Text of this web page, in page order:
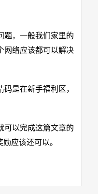
题，一般我们家里的
网络应该都可以解决
是在新手福利区，
可以完成这篇文章的
应该还可以。